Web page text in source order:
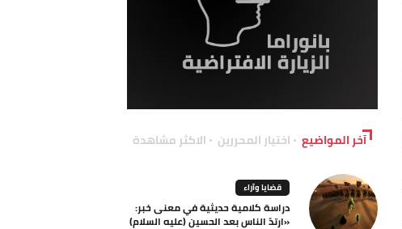
آخر المواضيع اختيار المحررين الاكثر مشاهدة
قضايا وآراء
دراسة كلامية حديثية في معنى خبر:
«ارتدّ الناس بعد الحسين (عليه السلام)